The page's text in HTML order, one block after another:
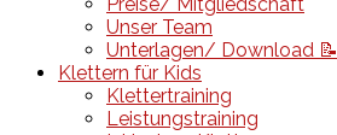
Unser Team
Unterlagen/ Download 📝
Klettern für Kids
Klettertraining
Leistungstraining